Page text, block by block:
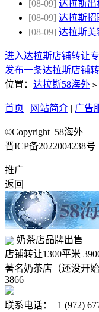
[08-09] 达拉斯出
[08-09] 达拉斯招
[08-09] 达拉斯美
进入达拉斯店铺转让
发布一条达拉斯店铺
位置： 达拉斯58海外 >
首页 | 网站简介 | 广告
©Copyright 58海外
晋ICP备2022004238号
推广
返回
奶茶店品牌出售
店铺转让1300平米
著名奶茶店（还没开
3866
联系电话：+1 (972)